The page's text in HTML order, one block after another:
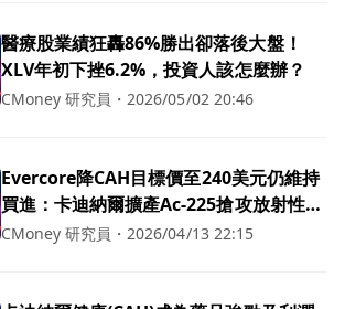
醫療股業績狂轟86%勝出卻落後大盤！
XLV年初下挫6.2%，投資人該怎麼辦？
CMoney 研究員 ・ 2026/05/02 20:46
Evercore降CAH目標價至240美元仍維持
買進：卡迪納爾擴產Ac‑225搶攻放射性癌
症療法市場
CMoney 研究員 ・ 2026/04/13 22:15